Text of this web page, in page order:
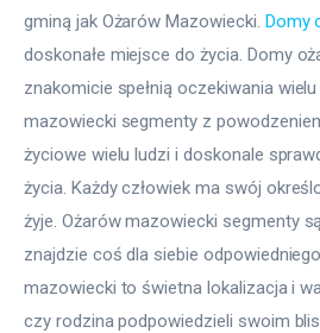
gminą jak Ożarów Mazowiecki. Domy
doskonałe miejsce do życia. Domy
znakomicie spełnią oczekiwania
mazowiecki segmenty z
życiowe wielu ludzi i doskonale
życia. Każdy człowiek ma swój
żyje. Ożarów mazowiecki segmenty
znajdzie coś dla siebie
mazowiecki to świetna lokalizacja i
czy rodzina podpowiedzieli swoim